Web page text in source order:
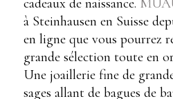
cadeaux de naissance.
à Steinhausen en Suisse
en ligne que vous pourrez
grande sélection toute en
Une joaillerie fine de
sages allant de bagues de